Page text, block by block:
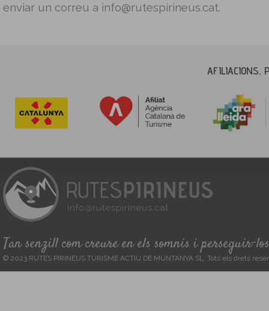
enviar un correu a info@rutespirineus.cat.
AFILIACIONS,
Tan senzill com creure en els somnis i perseguir-los
© 2023 RUTES PIRINEUS TURISME ACTIU DE MUNTANYA SL. Tots els drets